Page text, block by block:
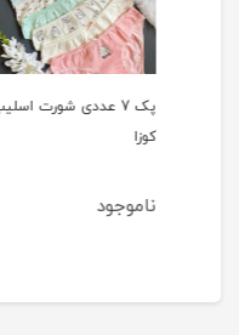
پک 7 عددی شورت اسلیپ
کوزا
ناموجود